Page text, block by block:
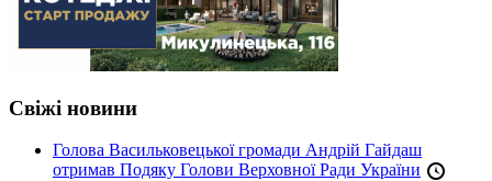
Свіжі новини
Голова Васильковецької громади Андрій Гайдаш
отримав Подяку Голови Верховної Ради України